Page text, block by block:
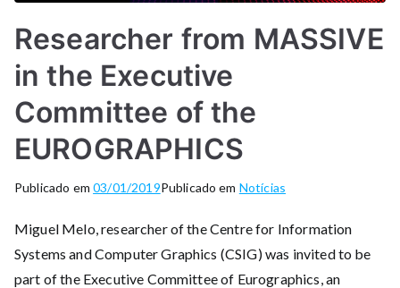
Researcher from MASSIVE
in the Executive
Committee of the
EUROGRAPHICS
Publicado em03/01/2019Publicado em Notícias
Miguel Melo, researcher of the Centre for Information
Systems and Computer Graphics (CSIG) was invited to be
part of the Executive Committee of Eurographics, an